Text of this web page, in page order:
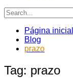
Página inicial
Blog
prazo
Tag: prazo